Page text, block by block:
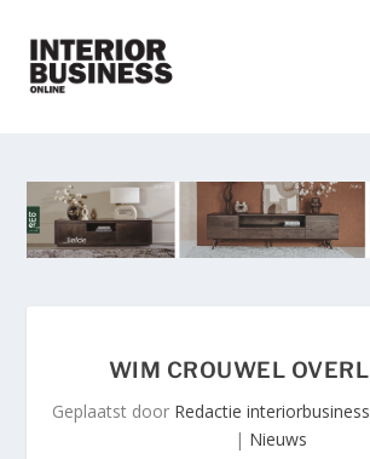
WIM CROUWEL
Geplaatst door Redactie interiorbusiness
| Nieuws